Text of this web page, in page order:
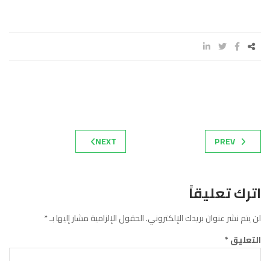
PREV
NEXT
اترك تعليقاً
لن يتم نشر عنوان بريدك الإلكتروني.الحقول الإلزامية مشار إليها بـ*
التعليق*